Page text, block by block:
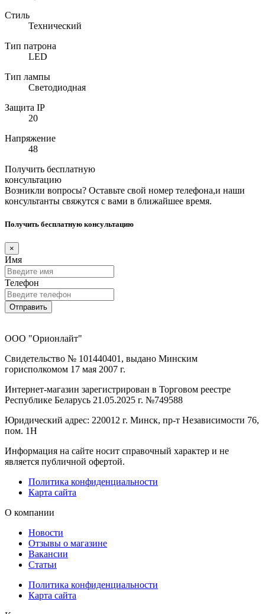
Стиль
Технический
Тип патрона
LED
Тип лампы
Светодиодная
Защита IP
20
Напряжение
48
Получить бесплатную
консультацию
Возникли вопросы? Оставьте свой номер телефона,и наши
консультанты свяжутся с вами в ближайшее время.
Получить бесплатную консультацию
×
Имя
Телефон
Отправить
ООО "Орионлайт"
Свидетельство № 101440401, выдано Минским
горисполкомом 17 мая 2007 г.
Интернет-магазин зарегистрирован в Торговом реестре
Республике Беларусь 21.05.2025 г. №749588
Юридический адрес: 220012 г. Минск, пр-т Независимости 76,
пом. 1Н
Информация на сайте носит справочный характер и не
является публичной офертой.
Политика конфиденциальности
Карта сайта
О компании
Новости
Отзывы о магазине
Вакансии
Статьи
Политика конфиденциальности
Карта сайта